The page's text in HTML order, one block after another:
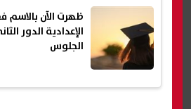
ظهرت الآن بالاسم
الجلوس